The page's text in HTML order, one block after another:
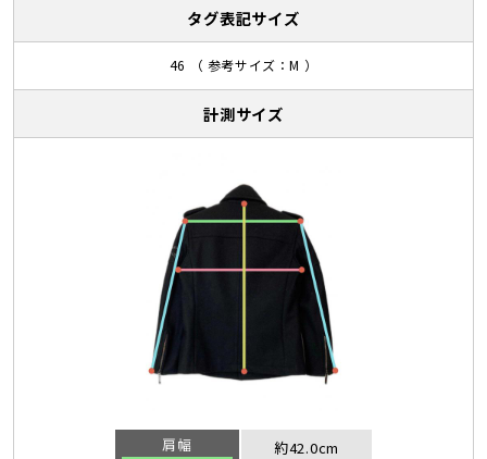
タグ表記サイズ
46 （ 参考サイズ：M ）
計測サイズ
肩幅
約42.0cm